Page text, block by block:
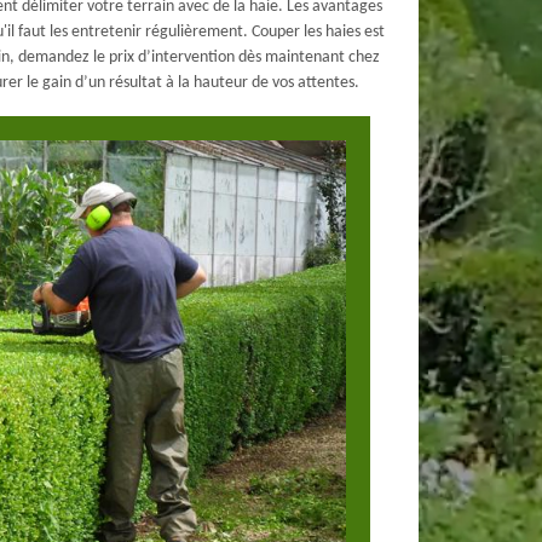
délimiter votre terrain avec de la haie. Les avantages
faut les entretenir régulièrement. Couper les haies est
demandez le prix d’intervention dès maintenant chez
le gain d’un résultat à la hauteur de vos attentes.